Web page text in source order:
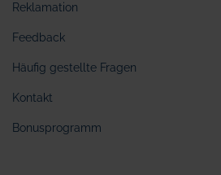
Reklamation
Feedback
Häufig gestellte Fragen
Kontakt
Bonusprogramm